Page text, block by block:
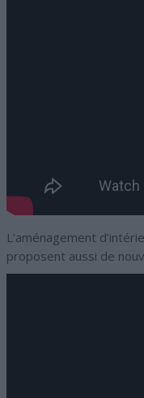
L’aménagement
proposent aussi de